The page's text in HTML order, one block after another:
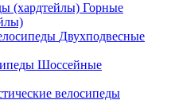
Горные
Двухподвесные
Шоссейные